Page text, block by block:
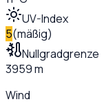
UV-Index
5(mäßig)
Nullgradgrenze
3959 m
Wind